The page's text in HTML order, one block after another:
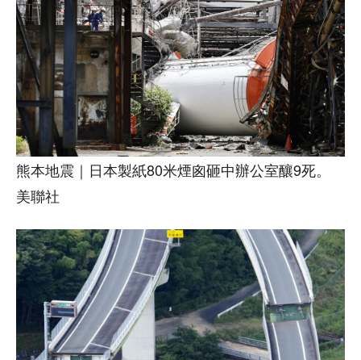
熊本地震｜日本製紙80米煙囪砸中辦公室釀9死。
美聯社